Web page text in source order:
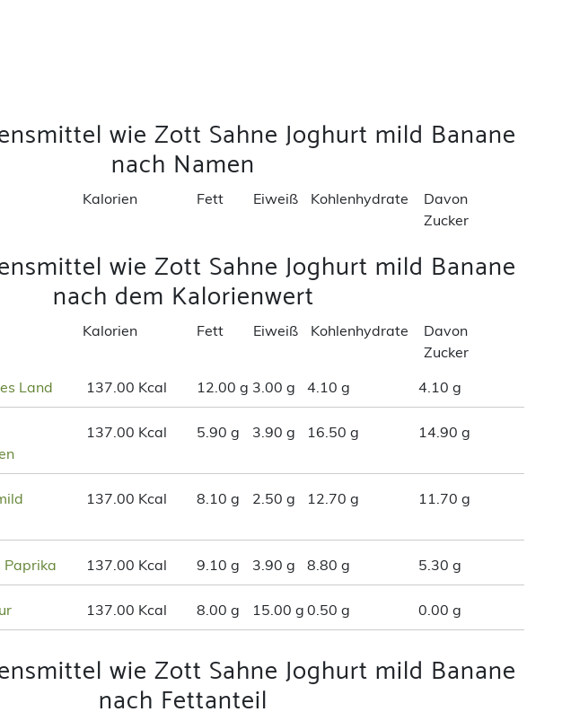
wie Zott Sahne Joghurt mild Banane
nach Namen
Kalorien Fett Eiweiß Kohlenhydrate
Davon
Zucker
wie Zott Sahne Joghurt mild Banane
nach dem Kalorienwert
Kalorien Fett Eiweiß Kohlenhydrate
Davon
Zucker
Land
137.00 Kcal 12.00 g 3.00 g 4.10 g 4.10 g
137.00 Kcal 5.90 g 3.90 g 16.50 g 14.90 g
137.00 Kcal 8.10 g 2.50 g 12.70 g 11.70 g
Paprika 137.00 Kcal 9.10 g 3.90 g 8.80 g 5.30 g
137.00 Kcal 8.00 g 15.00 g 0.50 g 0.00 g
wie Zott Sahne Joghurt mild Banane
nach Fettanteil